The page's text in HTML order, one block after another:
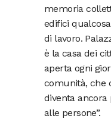
memoria
edifici
di lavoro.
è la casa dei
aperta ogni
comunità, che
diventa ancora
alle persone”.